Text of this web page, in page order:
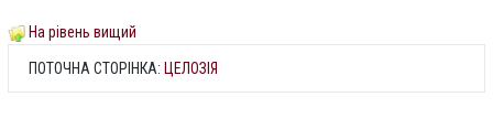
На рівень вищий
ПОТОЧНА СТОРІНКА: ЦЕЛОЗІЯ